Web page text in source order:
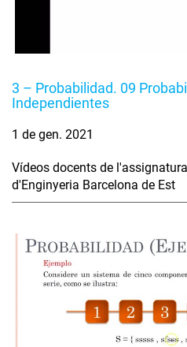
3 – Probabilidad. 09
Independientes
1 de gen. 2021
Vídeos docents de
d'Enginyeria Barcelona de Est